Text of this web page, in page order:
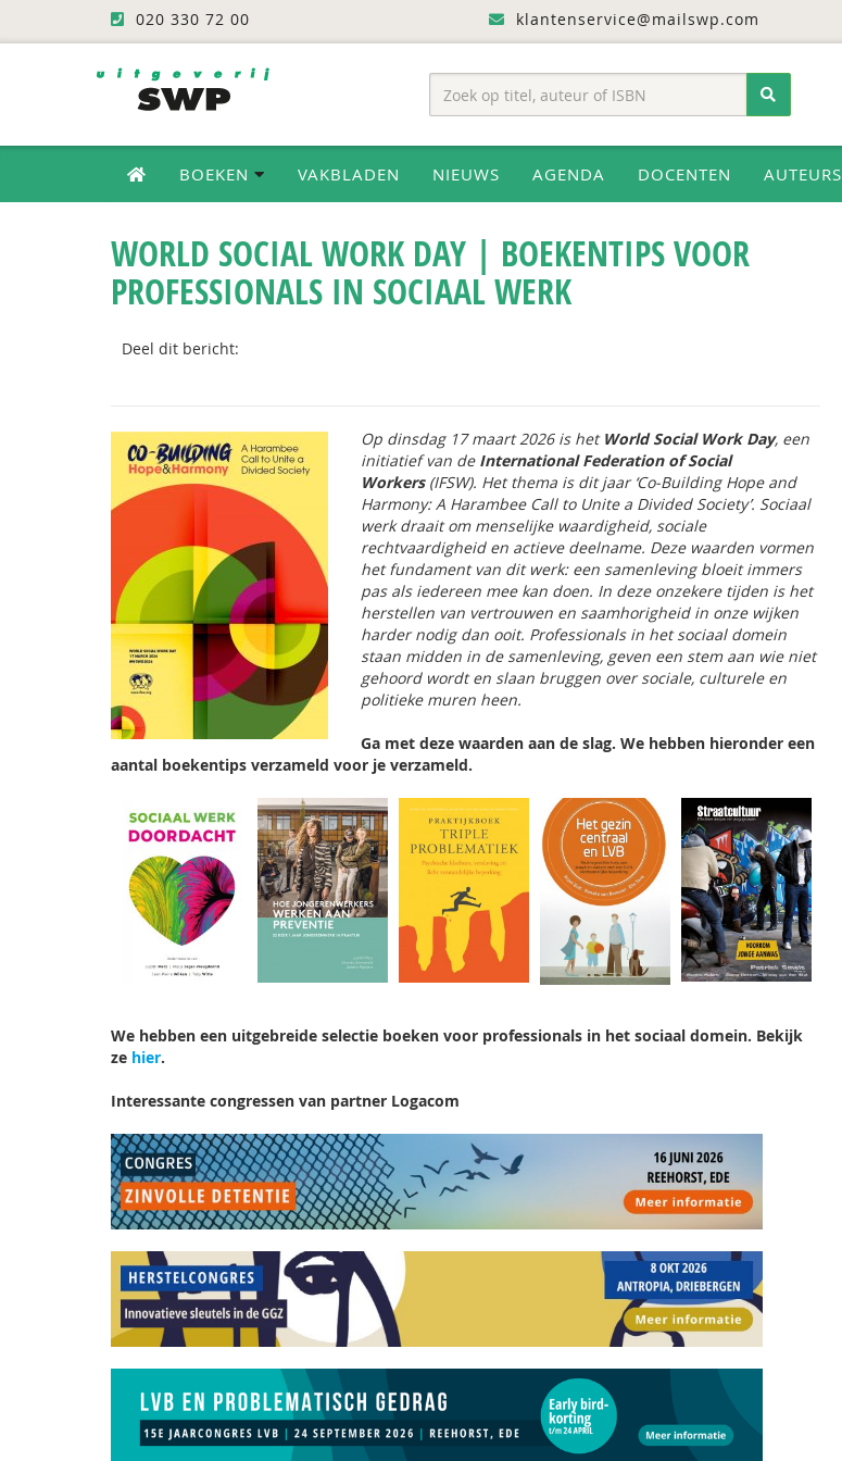
020 330 72 00 klantenservice@mailswp.com
BOEKEN VAKBLADEN NIEUWS AGENDA DOCENTEN AUTEURS
WORLD SOCIAL WORK DAY | BOEKENTIPS VOOR
PROFESSIONALS IN SOCIAAL WERK
Deel dit bericht:
Op dinsdag 17 maart 2026 is het World Social Work Day, een
initiatief van de International Federation of Social
Workers(IFSW). Het thema is dit jaar ‘Co-Building Hope and
Harmony: A Harambee Call to Unite a Divided Society’. Sociaal
werk draait om menselijke waardigheid, sociale
rechtvaardigheid en actieve deelname. Deze waarden vormen
het fundament van dit werk: een samenleving bloeit immers
pas als iedereen mee kan doen. In deze onzekere tijden is het
herstellen van vertrouwen en saamhorigheid in onze wijken
harder nodig dan ooit. Professionals in het sociaal domein
staan midden in de samenleving, geven een stem aan wie niet
gehoord wordt en slaan bruggen over sociale, culturele en
politieke muren heen.
Ga met deze waarden aan de slag. We hebben hieronder een
aantal boekentips verzameld voor je verzameld.
We hebben een uitgebreide selectie boeken voor professionals in het sociaal domein. Bekijk
ze hier.
Interessante congressen van partner Logacom